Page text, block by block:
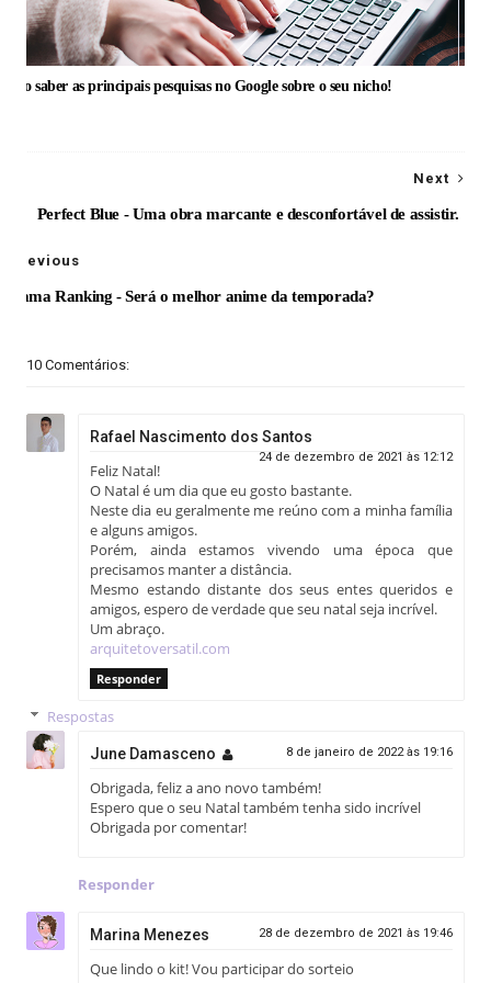
saber as principais pesquisas no Google sobre o seu nicho!
Next
Perfect Blue - Uma obra marcante e desconfortável de assistir.
Previous
Ranking - Será o melhor anime da temporada?
10 Comentários:
Rafael Nascimento dos Santos
24 de dezembro de 2021 às 12:12
Feliz Natal!
O Natal é um dia que eu gosto bastante.
Neste dia eu geralmente me reúno com a minha família
e alguns amigos.
Porém, ainda estamos vivendo uma época que
precisamos manter a distância.
Mesmo estando distante dos seus entes queridos e
amigos, espero de verdade que seu natal seja incrível.
Um abraço.
arquitetoversatil.com
Responder
Respostas
June Damasceno 8 de janeiro de 2022 às 19:16
Obrigada, feliz a ano novo também!
Espero que o seu Natal também tenha sido incrível
Obrigada por comentar!
Responder
Marina Menezes 28 de dezembro de 2021 às 19:46
Que lindo o kit! Vou participar do sorteio